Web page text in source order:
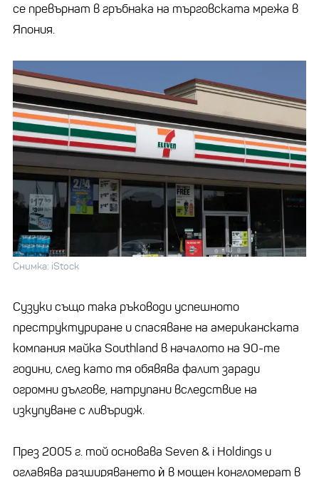
се превърнат в гръбнака на търговската мрежа в
Япония.
Снимка: iStock
Сузуки също така ръководи успешното
преструктуриране и спасяване на американската
компания майка Southland в началото на 90-те
години, след като тя обявява фалит заради
огромни дългове, натрупани вследствие на
изкупуване с ливъридж.
През 2005 г. той основава Seven & i Holdings и
оглавява разширяването ѝ в мощен конгломерат в